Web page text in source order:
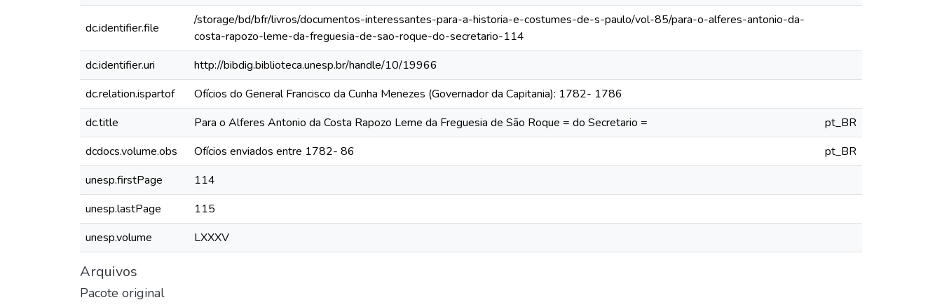
dc.identifier.file
/storage/bd/bfr/livros/documentos-interessantes-para-a-historia-e-costumes-de-s-paulo/vol-85/para-o-alferes-antonio-da-
costa-rapozo-leme-da-freguesia-de-sao-roque-do-secretario-114
dc.identifier.uri
http://bibdig.biblioteca.unesp.br/handle/10/19966
dc.relation.ispartof
Ofícios do General Francisco da Cunha Menezes (Governador da Capitania): 1782- 1786
dc.title
Para o Alferes Antonio da Costa Rapozo Leme da Freguesia de São Roque = do Secretario =
pt_BR
dcdocs.volume.obs
Ofícios enviados entre 1782- 86
pt_BR
unesp.firstPage
114
unesp.lastPage
115
unesp.volume
LXXXV
Arquivos
Pacote original